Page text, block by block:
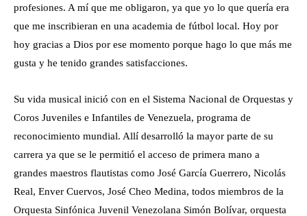
profesiones. A mí que me obligaron, ya que yo lo que quería era
que me inscribieran en una academia de fútbol local. Hoy por
hoy gracias a Dios por ese momento porque hago lo que más me
gusta y he tenido grandes satisfacciones.
Su vida musical inició con en el Sistema Nacional de Orquestas y
Coros Juveniles e Infantiles de Venezuela, programa de
reconocimiento mundial. Allí desarrolló la mayor parte de su
carrera ya que se le permitió el acceso de primera mano a
grandes maestros flautistas como José García Guerrero, Nicolás
Real, Enver Cuervos, José Cheo Medina, todos miembros de la
Orquesta Sinfónica Juvenil Venezolana Simón Bolívar, orquesta